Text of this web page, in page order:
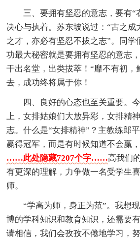
三、要拥有坚忍的意志，要有“
决心与执着。苏东坡说过：“古之成
之才，亦必有坚忍不拔之志”。同学
功最大秘密就是要拥有坚忍的意志
干出名堂，出类拔萃！“靡不有初，
去，成功终将属于你！
四、良好的心态也至关重要。
上，女排姑娘们大放异彩，女排精
志。什么是“女排精神”？主教练郎
赢得冠军，而是有时候知道不会赢
……此处隐藏7207个字……高我们
有更深的理解，力争做一名受学生
师。
“学高为师，身正为范”。我想
博的学科知识和教育知识，还需要
请相信，我们会孜孜不倦地学习，